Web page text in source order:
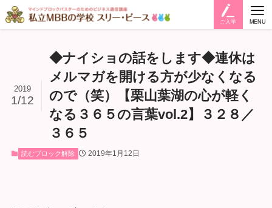
ご入学 MENU
◆ナイショの話をします◆連休は
メルマガを開ける方が少なくなる
ので（笑）【栗山葉湖の心が軽く
なる３６５の言葉vol.2】３２８／
３６５
2019
1/12
読むブロック解除 2019年1月12日